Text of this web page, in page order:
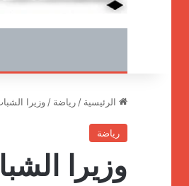
الرئيسية / رياضة / وزيرا
رياضة
وزيرا